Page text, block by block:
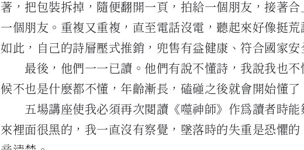
著，把包裝拆掉，隨便翻開一頁，拍給一個朋友，接著
一個朋友。重複又重複，直至電話沒電，聽起來好像挺
如此，自己的詩層壓式推銷，兜售有益健康、符合國家安
最後，他們一一已讀。他們有說不懂詩，我說我也
候不也是什麼都不懂，年齡漸長，磕碰之後就會開始懂了
五場講座使我必須再次閱讀《噬神師》作為讀者時
來裡面很黑的，我一直沒有察覺，墜落時的失重是恐懼